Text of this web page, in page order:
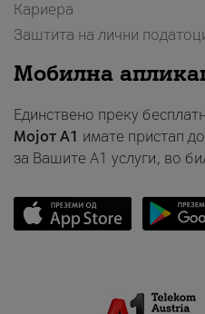
Кариера
Заштита на лични
Мобилна
Единствено преку
Мојот A1 имате пристап
за Вашите A1 услуги, во